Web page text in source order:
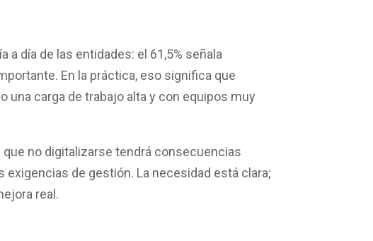
día de las entidades: el 61,5% señala
En la práctica, eso significa que
carga de trabajo alta y con equipos muy
no digitalizarse tendrá consecuencias
de gestión. La necesidad está clara;
real.